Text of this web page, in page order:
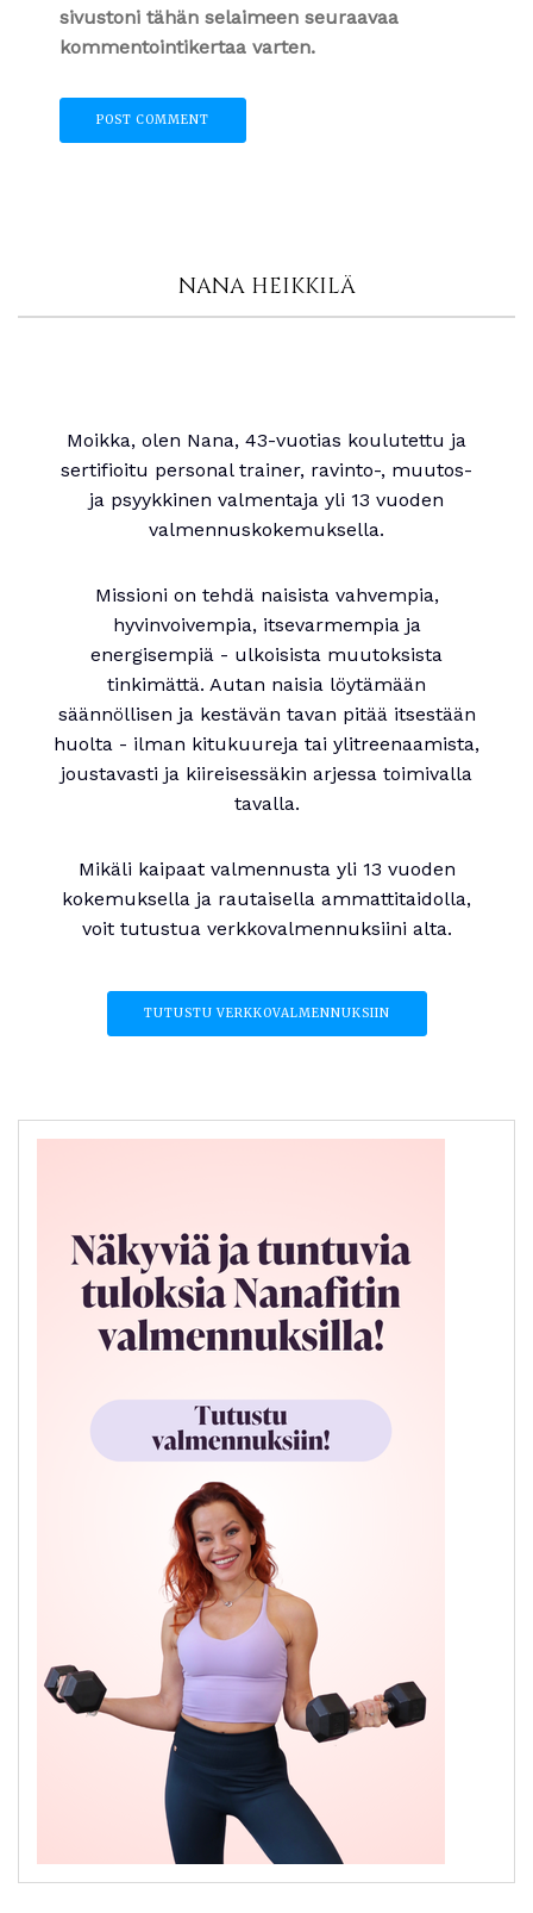
sivustoni tähän selaimeen seuraavaa
kommentointikertaa varten.
NANA HEIKKILÄ
Moikka, olen Nana, 43-vuotias koulutettu ja
sertifioitu personal trainer, ravinto-, muutos-
ja psyykkinen valmentaja yli 13 vuoden
valmennuskokemuksella.
Missioni on tehdä naisista vahvempia,
hyvinvoivempia, itsevarmempia ja
energisempiä - ulkoisista muutoksista
tinkimättä. Autan naisia löytämään
säännöllisen ja kestävän tavan pitää itsestään
huolta - ilman kitukuureja tai ylitreenaamista,
joustavasti ja kiireisessäkin arjessa toimivalla
tavalla.
Mikäli kaipaat valmennusta yli 13 vuoden
kokemuksella ja rautaisella ammattitaidolla,
voit tutustua verkkovalmennuksiini alta.
TUTUSTU VERKKOVALMENNUKSIIN